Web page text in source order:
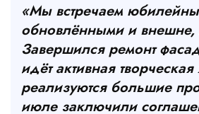
«Мы встречаем
обновлёнными и внешне,
Завершился ремонт
идёт активная
реализуются большие
июле заключили